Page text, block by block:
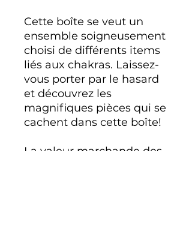
Cette boîte se veut un
ensemble soigneusement
choisi de différents items
liés aux chakras. Laissez-
vous porter par le hasard
et découvrez les
magnifiques pièces qui se
cachent dans cette boîte!
La valeur marchande des